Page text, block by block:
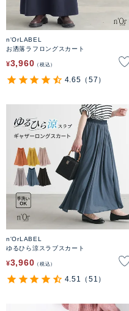
n'OrLABEL
お洒落ラフロングスカート
¥3,960 税込
4.65 （57）
n'OrLABEL
ゆるひら涼スラブスカート
¥3,960 税込
4.51 （51）